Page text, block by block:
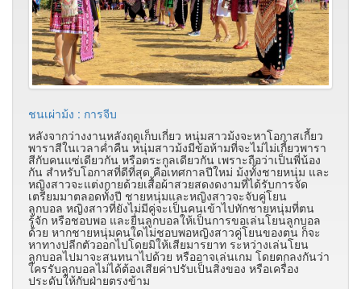
ชนเผ่าม้ง : การจีบ
หลังจากว่างงานหลังฤดูเก็บเกี่ยว หนุ่มสาวม้งจะหาโอกาสเกี้ยว
พาราสีในเวลาค่ำคืน หนุ่มสาวม้งมีข้อห้ามที่จะไม่ไม่เกี้ยวพารา
สีกับคนแซ่เดียวกัน หรือตระกูลเดียวกัน เพราะถือว่าเป็นพี่น้อง
กัน สำหรับโอกาสที่ดีที่สุด คือเทศกาลปีใหม่ ม้งทั้งชายหนุ่ม และ
หญิงสาวจะแต่งกายด้วยเสื้อผ้าสวยสดงดงามที่ได้รับการจัด
เตรียมมาตลอดทั้งปี ชายหนุ่มและหญิงสาวจะจับคู่โยน
ลูกบอล หญิงสาวที่ยังไม่มีคู่จะเป็นคนเข้าไปทักชายหนุ่มที่ตน
รู้จัก หรือชอบพอ และยื่นลูกบอลให้เป็นการขอเล่นโยนลูกบอล
ด้วย หากชายหนุ่มคนใดไม่ชอบพอหญิงสาวคู่โยนของตน ก็จะ
หาทางปลีกตัวออกไปโดยมิให้เสียมารยาท ระหว่างเล่นโยน
ลูกบอลไปมาจะสนทนาไปด้วย หรืออาจเล่นเกม โดยตกลงกันว่า
ใครรับลูกบอลไม่ได้ต้องเสียค่าปรับเป็นสิ่งของ หรือเครื่อง
ประดับให้กับฝ่ายตรงข้าม